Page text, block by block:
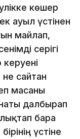
көшер
ауыл үстінен
майлап,
серігі
сайтан
масаны
далбырап
бара
үстіне